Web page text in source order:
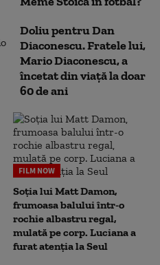
Doliu pentru Dan
Diaconescu. Fratele lui,
Mario Diaconescu, a
încetat din viață la doar
60 de ani
FILM NOW
Soția lui Matt Damon,
frumoasa balului într-o
rochie albastru regal,
mulată pe corp. Luciana a
furat atenția la Seul